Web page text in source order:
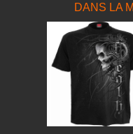
DANS LA